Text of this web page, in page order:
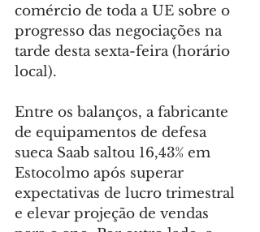
comércio de toda a UE sobre o
progresso das negociações na
tarde desta sexta-feira (horário
local).
Entre os balanços, a fabricante
de equipamentos de defesa
sueca Saab saltou 16,43% em
Estocolmo após superar
expectativas de lucro trimestral
e elevar projeção de vendas